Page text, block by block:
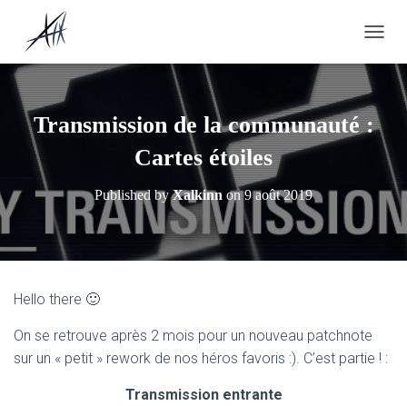
Transmission de la communauté :
Cartes étoiles
Published byXalkinn on9 août 2019
Hello there 🙂
On se retrouve après 2 mois pour un nouveau patchnote
sur un « petit » rework de nos héros favoris :). C’est partie ! :
Transmission entrante